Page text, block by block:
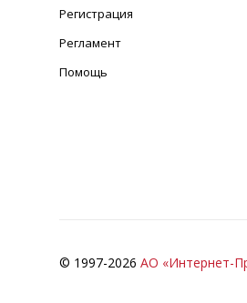
Регистрация
Регламент
Помощь
© 1997-2026 АО «Интернет-